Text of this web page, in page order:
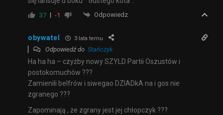
37 -1 Odpowiedz
obywatel 3 lata temu
Odpowiedź do Stańczyk
Ha ha ha – czyżby nowy SZYLD Partii Oszustów i
postokomuchów ???
Zamienili belfrów i siwegao DZIADkA na i gos nie
zgranego ???
Zapominają , że zgrany jest jej chłopczyk ???